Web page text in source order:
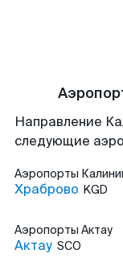
Направление
следующие
Аэропорты
Храброво KGD
Аэропорты Актау
Актау SCO